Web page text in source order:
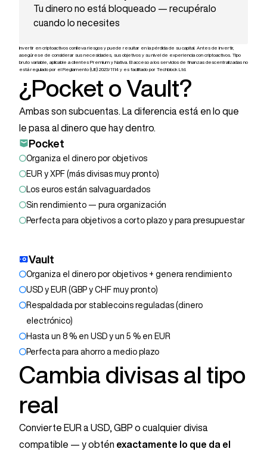
Tu dinero no está bloqueado — recupéralo
cuando lo necesites
Invertir en criptoactivos conlleva riesgos y puede resultar en la pérdida de su capital. Antes de invertir,
asegúrese de considerar sus necesidades, sus objetivos y su nivel de experiencia con criptoactivos. Tipo
bruto variable, aplicable a clientes Premium y Nativa. El acceso a los servicios de finanzas descentralizadas no
está regulado por el Reglamento (UE) 2023/1114 y es facilitado por Techblock Ltd.
¿Pocket o Vault?
Ambas son subcuentas. La diferencia está en lo que
le pasa al dinero que hay dentro.
Pocket
Organiza el dinero por objetivos
EUR y XPF (más divisas muy pronto)
Los euros están salvaguardados
Sin rendimiento — pura organización
Perfecta para objetivos a corto plazo y para presupuestar
Vault
Organiza el dinero por objetivos + genera rendimiento
USD y EUR (GBP y CHF muy pronto)
Respaldada por stablecoins reguladas (dinero
electrónico)
Hasta un 8 % en USD y un 5 % en EUR
Perfecta para ahorro a medio plazo
Cambia divisas al tipo
real
Convierte EUR a USD, GBP o cualquier divisa
compatible — y obtén exactamente lo que da el